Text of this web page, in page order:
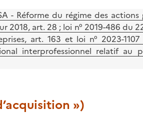
- Réforme du régime des
2018, art. 28 ; loi n° 2019-486 du
art. 163 et loi n° 2023-
interprofessionnel relatif au
»)